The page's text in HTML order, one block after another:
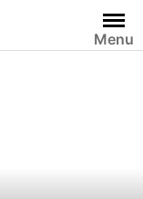
Menu